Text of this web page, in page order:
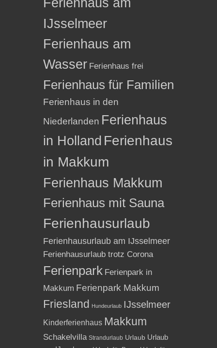
IJsselmeer
Ferienhaus am
Wasser Ferienhaus frei
Ferienhaus für Familien
Ferienhaus in den
Niederlanden Ferienhaus
in Holland Ferienhaus
in Makkum
Ferienhaus Makkum
Ferienhaus mit Sauna
Ferienhausurlaub
Ferienhausurlaub am IJsselmeer
Ferienhausurlaub trotz Corona
Ferienpark Ferienpark in
Makkum Ferienpark Makkum
Friesland Hundeurlaub IJsselmeer
Kinderferienhaus Makkum
Schakelvilla Strandurlaub Urlaub Urlaub